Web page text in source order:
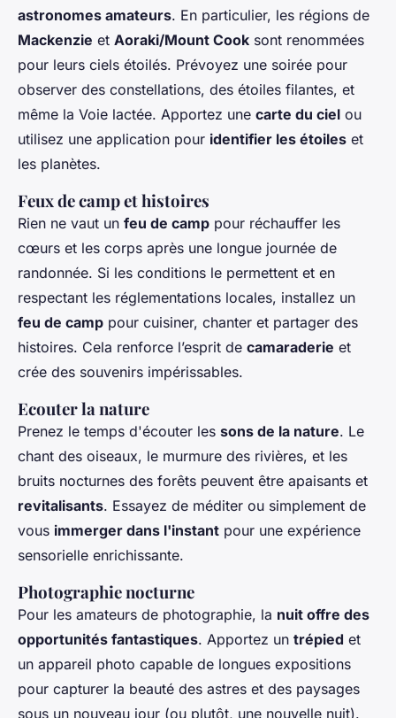
astronomes amateurs. En particulier, les régions de
Mackenzie et Aoraki/Mount Cook sont renommées
pour leurs ciels étoilés. Prévoyez une soirée pour
observer des constellations, des étoiles filantes, et
même la Voie lactée. Apportez une carte du ciel ou
utilisez une application pour identifier les étoiles et
les planètes.
Feux de camp et histoires
Rien ne vaut un feu de camp pour réchauffer les
cœurs et les corps après une longue journée de
randonnée. Si les conditions le permettent et en
respectant les réglementations locales, installez un
feu de camp pour cuisiner, chanter et partager des
histoires. Cela renforce l’esprit de camaraderie et
crée des souvenirs impérissables.
Ecouter la nature
Prenez le temps d'écouter les sons de la nature. Le
chant des oiseaux, le murmure des rivières, et les
bruits nocturnes des forêts peuvent être apaisants et
revitalisants. Essayez de méditer ou simplement de
vous immerger dans l'instant pour une expérience
sensorielle enrichissante.
Photographie nocturne
Pour les amateurs de photographie, la nuit offre des
opportunités fantastiques. Apportez un trépied et
un appareil photo capable de longues expositions
pour capturer la beauté des astres et des paysages
sous un nouveau jour (ou plutôt, une nouvelle nuit).